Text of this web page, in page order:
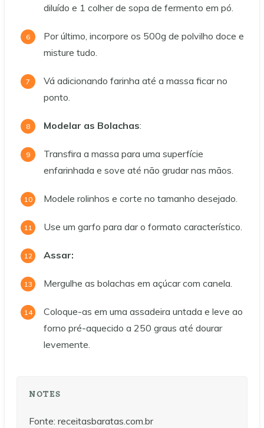
diluído e 1 colher de sopa de fermento em pó.
Por último, incorpore os 500g de polvilho doce e
misture tudo.
Vá adicionando farinha até a massa ficar no
ponto.
Modelar as Bolachas:
Transfira a massa para uma superfície
enfarinhada e sove até não grudar nas mãos.
Modele rolinhos e corte no tamanho desejado.
Use um garfo para dar o formato característico.
Assar:
Mergulhe as bolachas em açúcar com canela.
Coloque-as em uma assadeira untada e leve ao
forno pré-aquecido a 250 graus até dourar
levemente.
NOTES
Fonte: receitasbaratas.com.br